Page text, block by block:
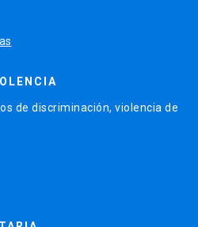
de discriminación, violencia de